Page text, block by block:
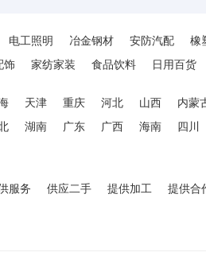
盗器
电容器 警
床
型材 展示柜
械五金
电工照明 冶金钢材 安防汽配 橡
饰 家纺家装 食品饮料 日用百货
天津 重庆 河北 山西 内蒙
湖南 广东 广西 海南 四川
服务 供应二手 提供加工 提供合